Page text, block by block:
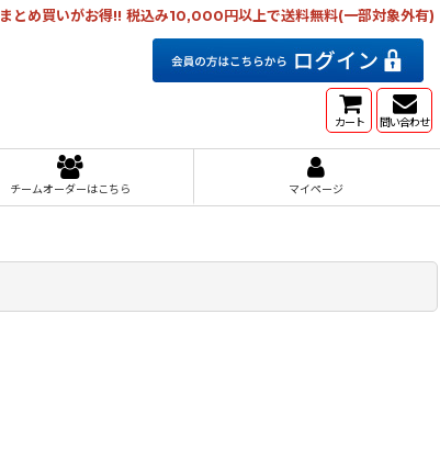
まとめ買いがお得!! 税込み10,000円以上で送料無料(一部対象外有)
カート 問い合わせ
チームオーダーはこちら マイページ